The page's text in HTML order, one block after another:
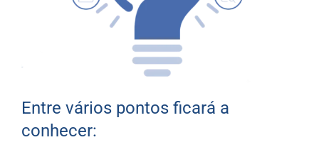
Entre vários pontos ficará a
conhecer: